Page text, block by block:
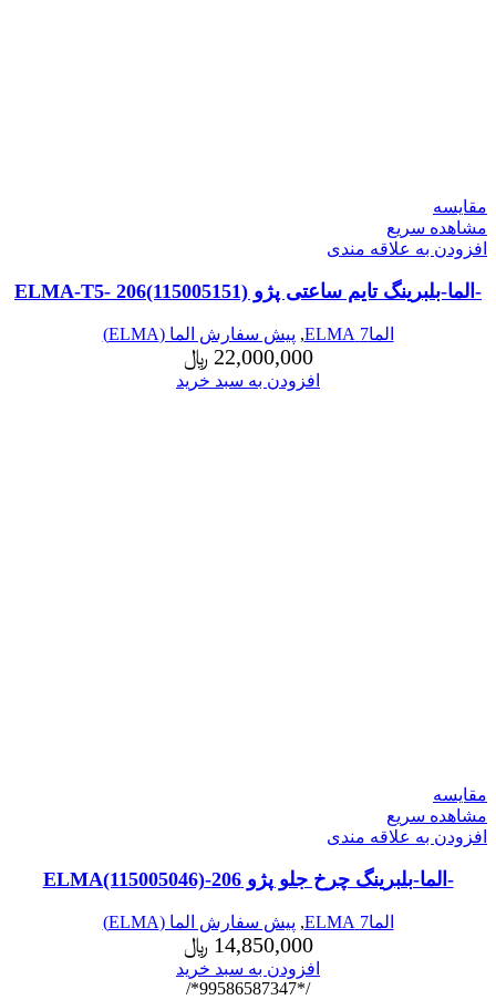
مقایسه
مشاهده سریع
افزودن به علاقه مندی
-الما-بلبرینگ تایم ساعتی پژو ELMA-T5- 206(115005151)
الما7 ELMA , پیش سفارش الما (ELMA)
22,000,000 ﷼
افزودن به سبد خرید
مقایسه
مشاهده سریع
افزودن به علاقه مندی
-الما-بلبرینگ چرخ جلو پژو 206-ELMA(115005046)
الما7 ELMA , پیش سفارش الما (ELMA)
14,850,000 ﷼
افزودن به سبد خرید
/*99586587347*/